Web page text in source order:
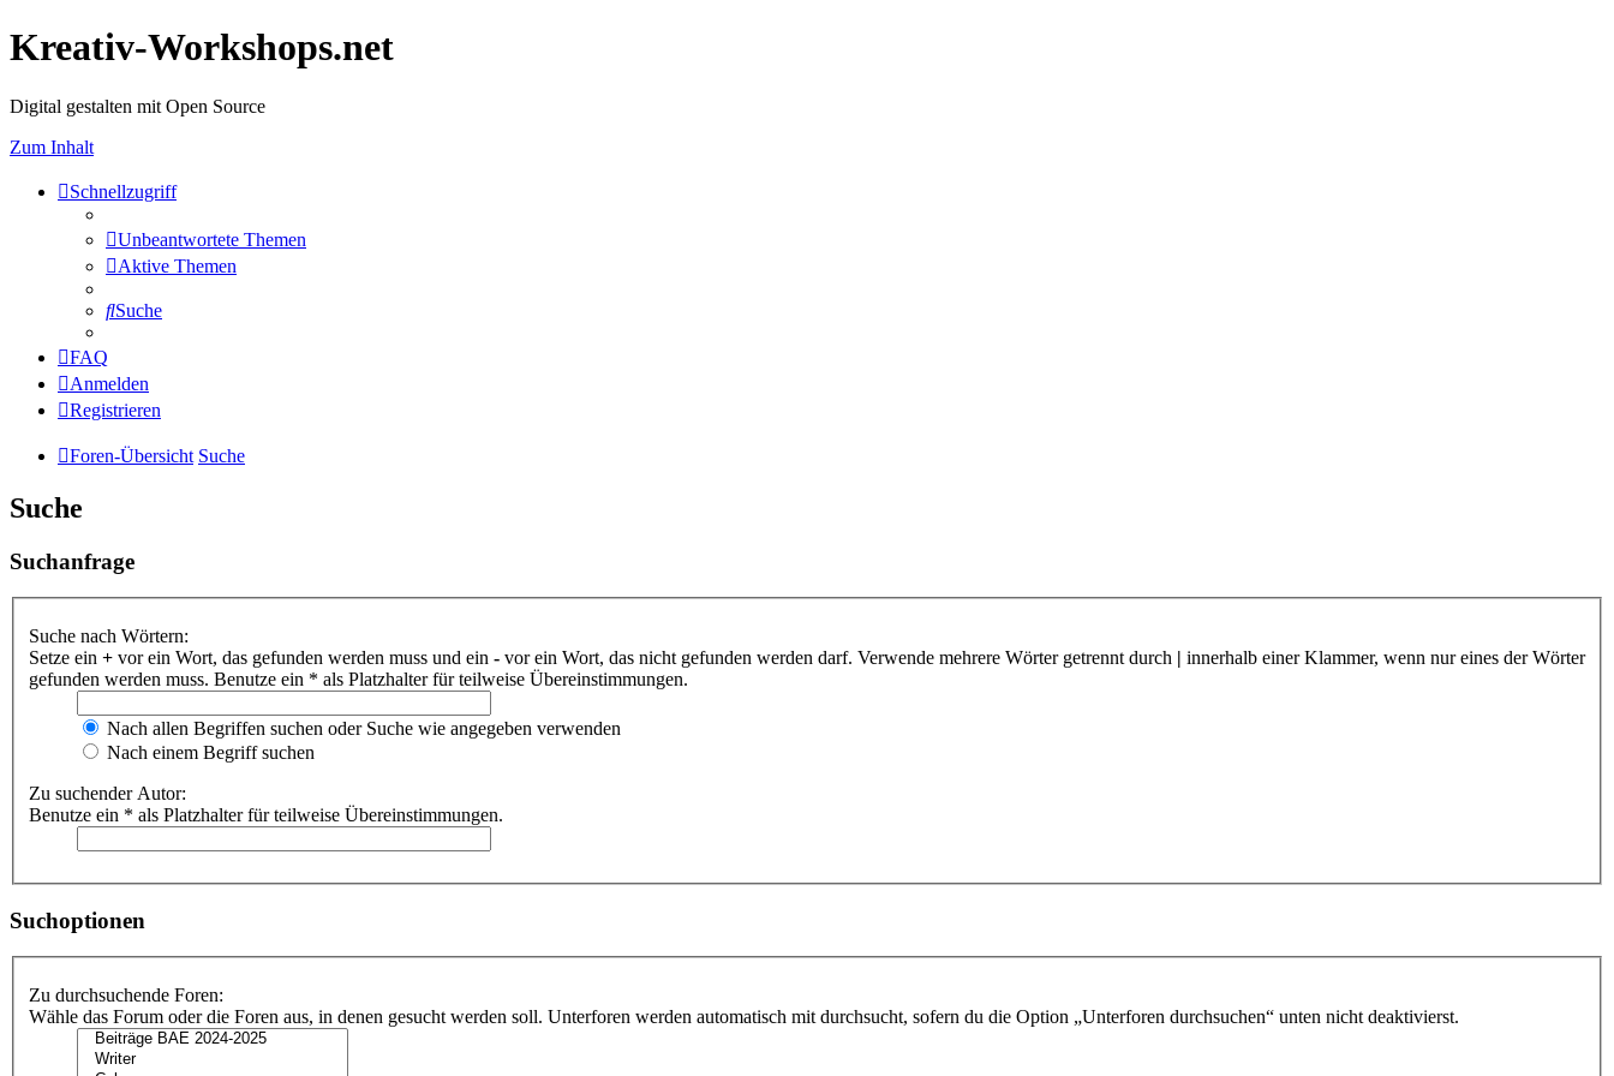
Kreativ-Workshops.net
Digital gestalten mit Open Source
Zum Inhalt
Schnellzugriff
Unbeantwortete Themen
Aktive Themen
Suche
FAQ
Anmelden
Registrieren
Foren-Übersicht Suche
Suche
Suchanfrage
Suche nach Wörtern:
Setze ein + vor ein Wort, das gefunden werden muss und ein - vor ein Wort, das nicht gefunden werden darf. Verwende mehrere Wörter getrennt durch | innerhalb einer Klammer, wenn nur eines der Wörter
gefunden werden muss. Benutze ein * als Platzhalter für teilweise Übereinstimmungen.
Nach allen Begriffen suchen oder Suche wie angegeben verwenden
Nach einem Begriff suchen
Zu suchender Autor:
Benutze ein * als Platzhalter für teilweise Übereinstimmungen.
Suchoptionen
Zu durchsuchende Foren:
Wähle das Forum oder die Foren aus, in denen gesucht werden soll. Unterforen werden automatisch mit durchsucht, sofern du die Option „Unterforen durchsuchen“ unten nicht deaktivierst.